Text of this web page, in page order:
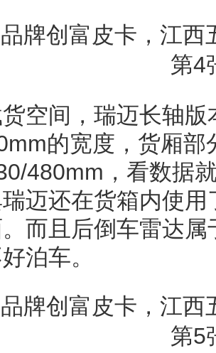
空间，瑞迈长轴
的宽度，货厢部
480mm，看数据
迈还在货箱内使
而且后倒车雷达
泊车。